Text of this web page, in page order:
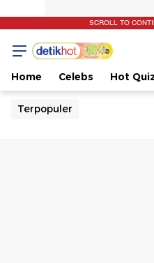
SCROLL TO
Home Celebs Hot
Terpopuler